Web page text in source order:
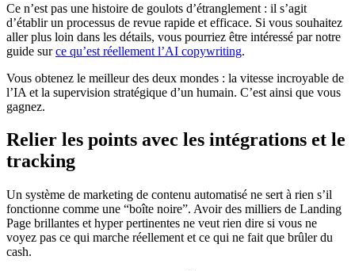
Ce n’est pas une histoire de goulots d’étranglement : il s’agit
d’établir un processus de revue rapide et efficace. Si vous souhaitez
aller plus loin dans les détails, vous pourriez être intéressé par notre
guide surce qu’est réellement l’AI copywriting.
Vous obtenez le meilleur des deux mondes : la vitesse incroyable de
l’IA et la supervision stratégique d’un humain. C’est ainsi que vous
gagnez.
Relier les points avec les intégrations et le
tracking
Un système de marketing de contenu automatisé ne sert à rien s’il
fonctionne comme une “boîte noire”. Avoir des milliers de Landing
Page brillantes et hyper pertinentes ne veut rien dire si vous ne
voyez pas ce qui marche réellement et ce qui ne fait que brûler du
cash.